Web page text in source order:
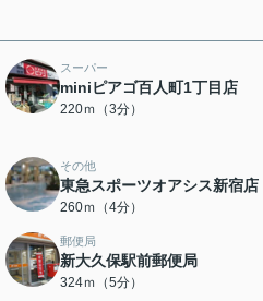
スーパー
miniピアゴ百人町1丁目店
220ｍ（3分）
その他
東急スポーツオアシス新宿店
260ｍ（4分）
郵便局
新大久保駅前郵便局
324ｍ（5分）